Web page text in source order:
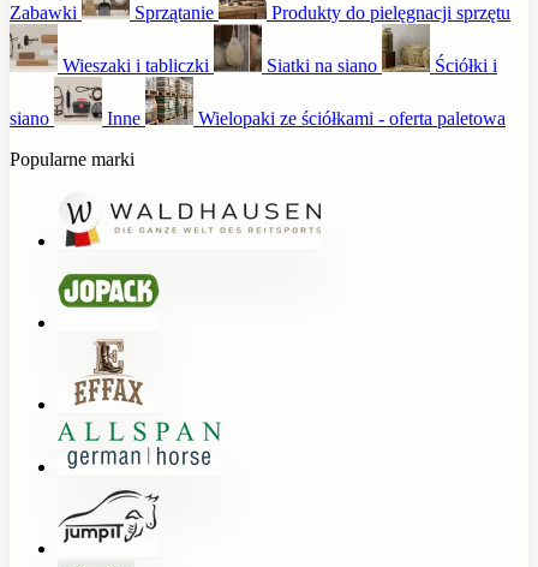
Zabawki Sprzątanie Produkty do pielęgnacji sprzętu
Wieszaki i tabliczki Siatki na siano Ściółki i
siano Inne
Wielopaki ze ściółkami - oferta paletowa
Popularne marki